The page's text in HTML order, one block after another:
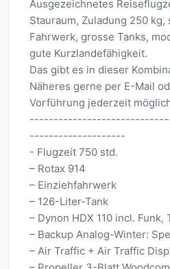
Ausgezeichnetes
Stauraum, Zuladung 250
Fahrwerk, grosse Tanks,
gute Kurzlandefähigkeit.
Das gibt es in dieser
Näheres gerne per E-Mail
Vorführung jederzeit
--------------------
- Flugzeít 750 std.
– Rotax 914
– Einziehfahrwerk
– 126-Liter-Tank
– Dynon HDX 110 incl. Funk,
– Backup Analog-Winter:
– Air Traffic + Air Traffic